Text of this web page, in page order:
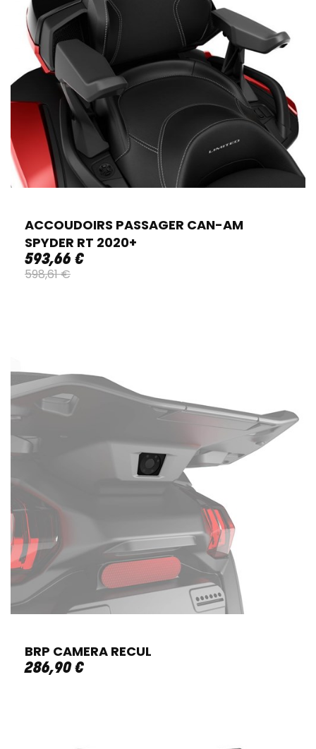
ACCOUDOIRS PASSAGER CAN-AM
SPYDER RT 2020+
593,66 €
598,61€
BRP CAMERA RECUL
286,90€